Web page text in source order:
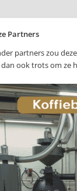
Partners
partners zou
ook trots om ze